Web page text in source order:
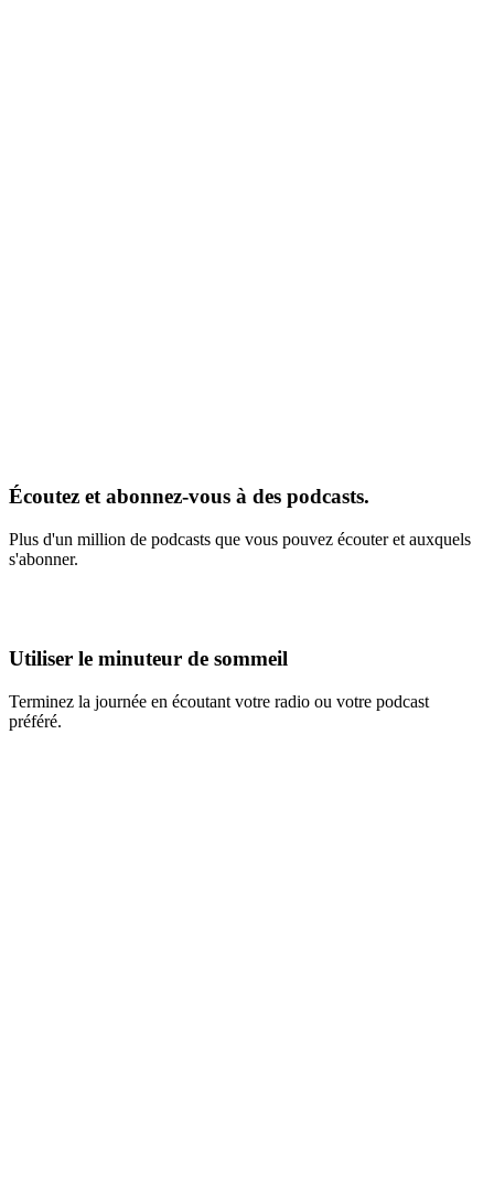
Écoutez et abonnez-vous à des podcasts.
Plus d'un million de podcasts que vous pouvez écouter et auxquels
s'abonner.
Utiliser le minuteur de sommeil
Terminez la journée en écoutant votre radio ou votre podcast
préféré.